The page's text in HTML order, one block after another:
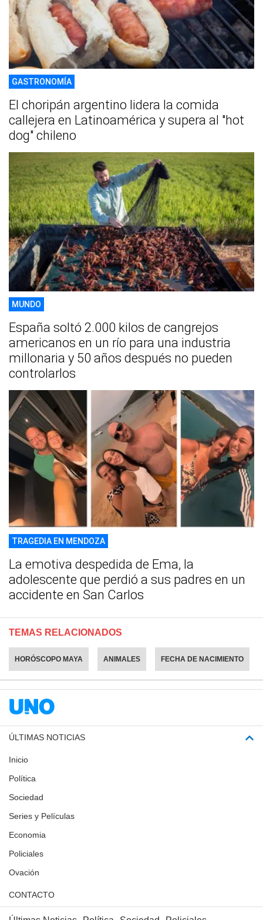
GASTRONOMÍA
El choripán argentino lidera la comida
callejera en Latinoamérica y supera al "hot
dog" chileno
MUNDO
España soltó 2.000 kilos de cangrejos
americanos en un río para una industria
millonaria y 50 años después no pueden
controlarlos
TRAGEDIA EN MENDOZA
La emotiva despedida de Ema, la
adolescente que perdió a sus padres en un
accidente en San Carlos
TEMAS RELACIONADOS
HORÓSCOPO MAYA ANIMALES FECHA DE NACIMIENTO
ÚLTIMAS NOTICIAS
Inicio
Política
Sociedad
Series y Películas
Economia
Policiales
Ovación
CONTACTO